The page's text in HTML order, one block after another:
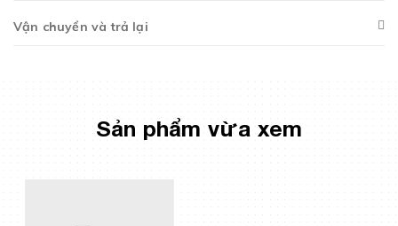
Vận chuyển và trả lại
Sản phẩm vừa xem